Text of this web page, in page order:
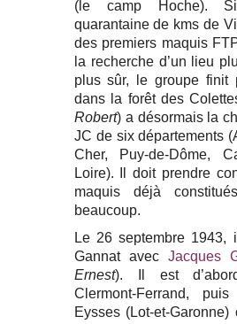
(le camp Hoche).
quarantaine de kms de
des premiers maquis
la recherche d’un lieu
plus sûr, le groupe finit
dans la forêt des
Robert) a désormais la
JC de six départements
Cher, Puy-de-Dôme,
Loire). Il doit prendre
maquis déjà
beaucoup.
Le 26 septembre 1943,
Gannat avec Jacques
Ernest). Il est
Clermont-Ferrand,
Eysses (Lot-et-